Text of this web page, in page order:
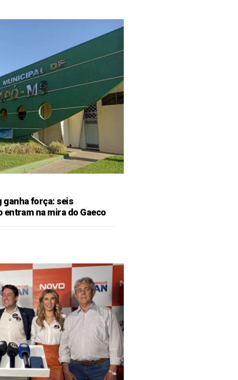
ganha força: seis
na mira do Gaeco